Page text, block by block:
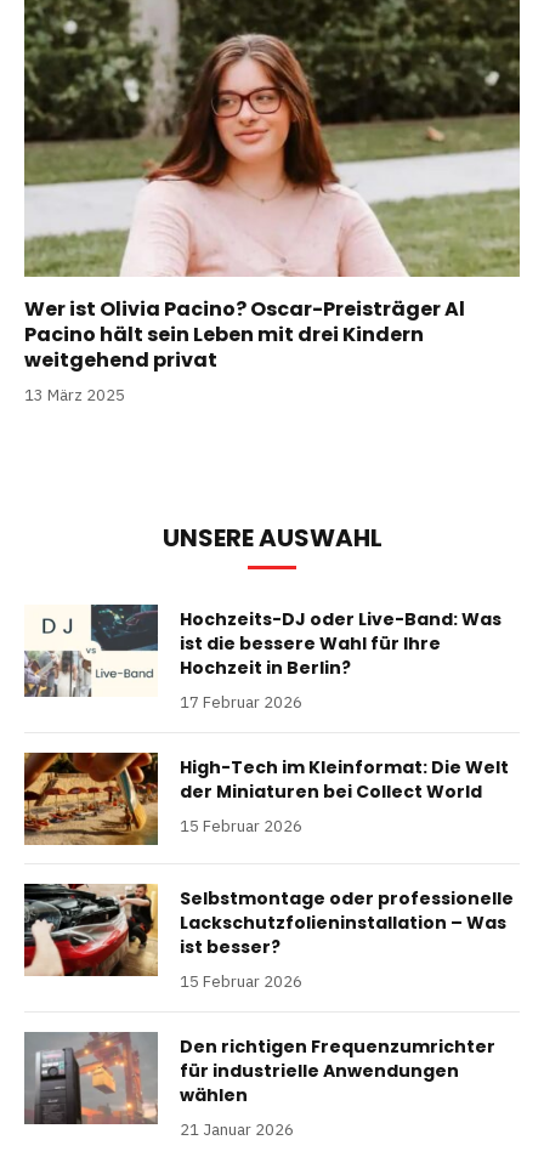
Wer ist Olivia Pacino? Oscar-Preisträger Al
Pacino hält sein Leben mit drei Kindern
weitgehend privat
13 März 2025
UNSERE AUSWAHL
Hochzeits-DJ oder Live-Band: Was
ist die bessere Wahl für Ihre
Hochzeit in Berlin?
17 Februar 2026
High-Tech im Kleinformat: Die Welt
der Miniaturen bei Collect World
15 Februar 2026
Selbstmontage oder professionelle
Lackschutzfolieninstallation – Was
ist besser?
15 Februar 2026
Den richtigen Frequenzumrichter
für industrielle Anwendungen
wählen
21 Januar 2026